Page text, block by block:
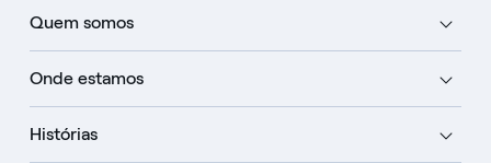
Quem somos
Onde estamos
Histórias